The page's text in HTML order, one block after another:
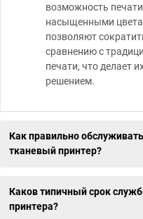
возможность
насыщенными
позволяют
сравнению с
печати, что делает
решением.
Как правильно
тканевый принтер?
Каков типичный срок
принтера?